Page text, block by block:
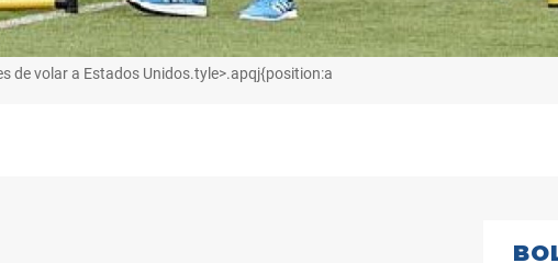
de volar a Estados Unidos.tyle>.apqj{position:a